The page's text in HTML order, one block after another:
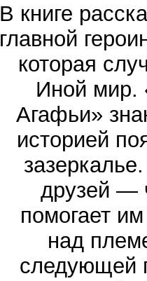
В книге
главной
которая
Иной мир.
Агафьи»
историей
друзей —
помогает
над
следующей